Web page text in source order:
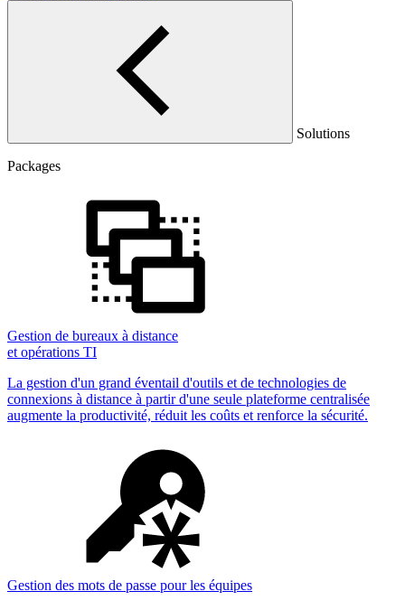
Solutions
Packages
Gestion de bureaux à distance
et opérations TI
La gestion d'un grand éventail d'outils et de technologies de
connexions à distance à partir d'une seule plateforme centralisée
augmente la productivité, réduit les coûts et renforce la sécurité.
Gestion des mots de passe pour les équipes